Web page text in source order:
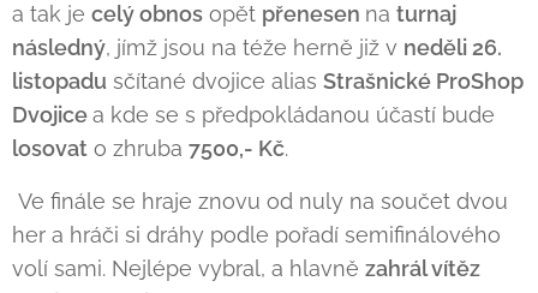
a tak je celý obnos opět přenesen na turnaj
následný, jímž jsou na téže herně již v neděli 26.
listopadu sčítané dvojice alias Strašnické ProShop
Dvojicea kde se s předpokládanou účastí bude
losovat o zhruba 7500,- Kč.
Ve finále se hraje znovu od nuly na součet dvou
her a hráči si dráhy podle pořadí semifinálového
volí sami. Nejlépe vybral, a hlavně zahrálvítěz